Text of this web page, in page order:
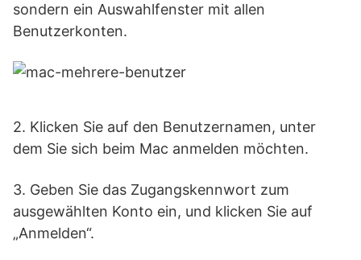
sondern ein Auswahlfenster mit allen
Benutzerkonten.
2. Klicken Sie auf den Benutzernamen, unter
dem Sie sich beim Mac anmelden möchten.
3. Geben Sie das Zugangskennwort zum
ausgewählten Konto ein, und klicken Sie auf
„Anmelden“.